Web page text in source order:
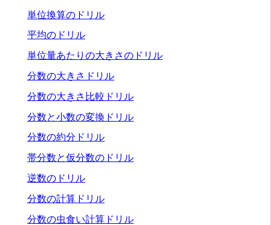
単位換算のドリル
平均のドリル
単位量あたりの大きさのドリル
分数の大きさドリル
分数の大きさ比較ドリル
分数と小数の変換ドリル
分数の約分ドリル
帯分数と仮分数のドリル
逆数のドリル
分数の計算ドリル
分数の虫食い計算ドリル